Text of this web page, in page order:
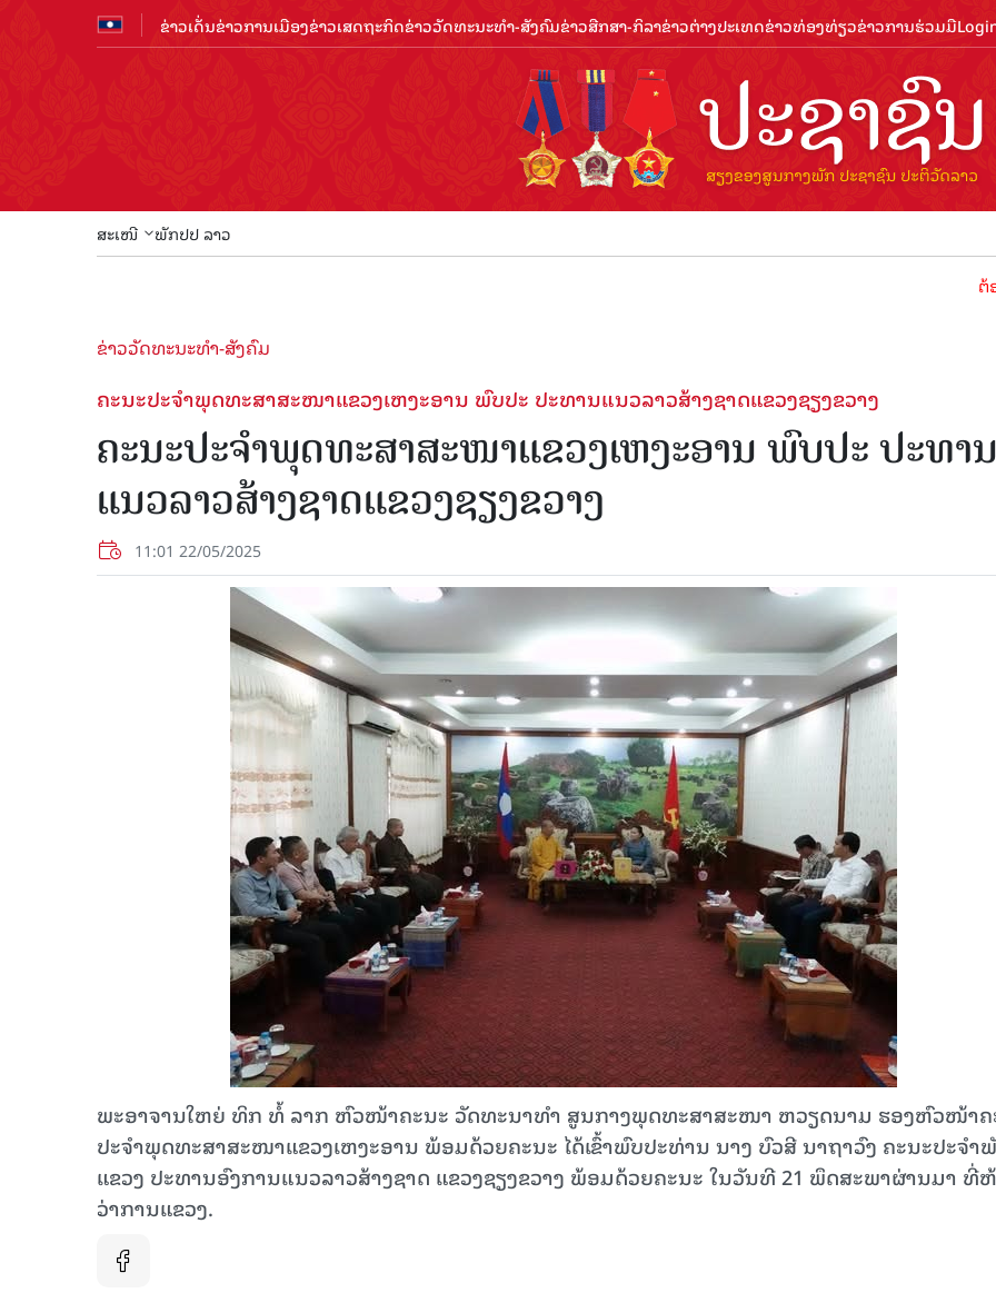
ຂ່າວເດັ່ນຂ່າວການເມືອງຂ່າວເສດຖະກິດຂ່າວວັດທະນະທຳ-ສັງຄົມຂ່າວສືກສາ-ກິລາຂ່າວຕ່າງປະເທດຂ່າວທ່ອງທ່ຽວຂ່າວການຮ່ວມມື
ສະເໜີ ພັກປປ ລາວ
ຕ້ອນຮັບ
ຂ່າວວັດທະນະທຳ-ສັງຄົມ
ຄະນະປະຈຳພຸດທະສາສະໜາແຂວງເຫງະອານ ພົບປະ ປະທານແນວລາວສ້າງຊາດແຂວງຊຽງຂວາງ
ຄະນະປະຈຳພຸດທະສາສະໜາແຂວງເຫງະອານ ພົບປະ ປະທານ
ແນວລາວສ້າງຊາດແຂວງຊຽງຂວາງ
11:01 22/05/2025
ພະອາຈານໃຫຍ່ ທິກ ທໍ້ ລາກ ຫົວໜ້າຄະນະ ວັດທະນາທຳ ສູນກາງພຸດທະສາສະໜາ ຫວຽດນາມ ຮອງຫົວໜ້າຄ
ປະຈຳພຸດທະສາສະໜາແຂວງເຫງະອານ ພ້ອມດ້ວຍຄະນະ ໄດ້ເຂົ້າພົບປະທ່ານ ນາງ ບົວສີ ນາຖາວົງ ຄະນະປະຈຳ
ແຂວງ ປະທານອົງການແນວລາວສ້າງຊາດ ແຂວງຊຽງຂວາງ ພ້ອມດ້ວຍຄະນະ ໃນວັນທີ 21 ພຶດສະພາຜ່ານມາ ທີ່
ວ່າການແຂວງ.